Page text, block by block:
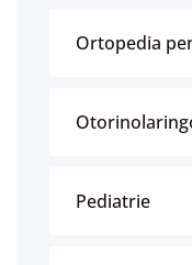
Ortopedia
Pediatrie